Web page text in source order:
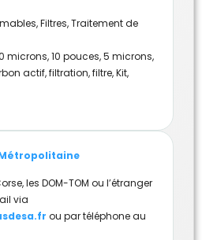
,Filtres,Traitement de
microns,10 pouces,5 microns,
actif,filtration,filtre,Kit,
les DOM-TOM ou l’étranger
via
ou par téléphone au